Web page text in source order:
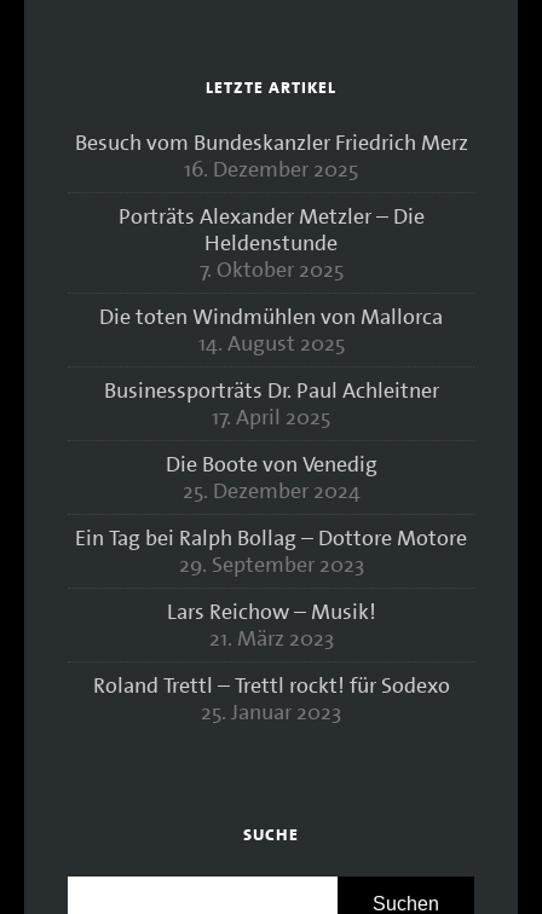
LETZTE ARTIKEL
Besuch vom Bundeskanzler Friedrich Merz
16. Dezember 2025
Porträts Alexander Metzler – Die
Heldenstunde
7. Oktober 2025
Die toten Windmühlen von Mallorca
14. August 2025
Businessporträts Dr. Paul Achleitner
17. April 2025
Die Boote von Venedig
25. Dezember 2024
Ein Tag bei Ralph Bollag – Dottore Motore
29. September 2023
Lars Reichow – Musik!
21. März 2023
Roland Trettl – Trettl rockt! für Sodexo
25. Januar 2023
SUCHE